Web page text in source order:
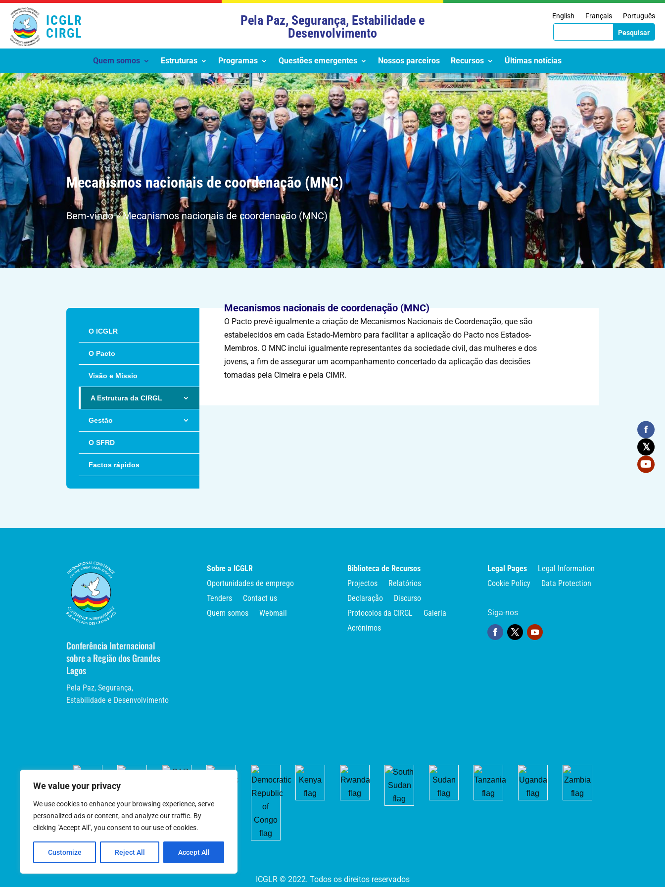
We value your privacy
We use cookies to enhance your browsing experience, serve
personalized ads or content, and analyze our traffic. By
clicking "Accept All", you consent to our use of cookies.
Customize Reject All Accept All
f
𝕏
ICGLR
CIRGL
Pela Paz, Segurança, Estabilidade e
Desenvolvimento
English Français Português
Quem somos Estruturas Programas Questões emergentes Nossos parceiros Recursos Últimas notícias
Mecanismos nacionais de coordenação (MNC)
Bem-vindo»Mecanismos nacionais de coordenação (MNC)
O ICGLR
O Pacto
Visão e Missio
A Estrutura da CIRGL
Gestão
O SFRD
Factos rápidos
Mecanismos nacionais de coordenação (MNC)
O Pacto prevê igualmente a criação de Mecanismos Nacionais de Coordenação, que são
estabelecidos em cada Estado-Membro para facilitar a aplicação do Pacto nos Estados-
Membros. O MNC inclui igualmente representantes da sociedade civil, das mulheres e dos
jovens, a fim de assegurar um acompanhamento concertado da aplicação das decisões
tomadas pela Cimeira e pela CIMR.
Conferência Internacional
sobre a Região dos Grandes
Lagos
Pela Paz, Segurança,
Estabilidade e Desenvolvimento
Sobre a ICGLR
Oportunidades de emprego
Tenders
Contact us
Quem somos
Webmail
Biblioteca de Recursos
Projectos
Relatórios
Declaração
Discurso
Protocolos da CIRGL
Galeria
Acrónimos
Legal Pages
Legal Information
Cookie Policy
Data Protection
Siga-nos
ICGLR © 2022. Todos os direitos reservados